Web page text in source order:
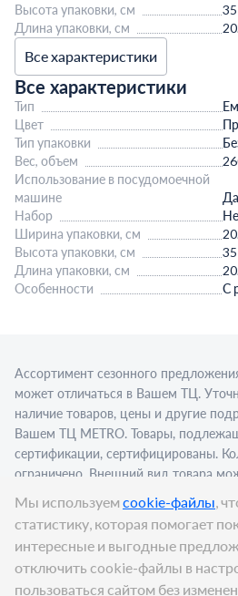
Высота упаковки, см
35
Длина упаковки, см
Все характеристики
Все характеристики
Тип
Цвет
Тип упаковки
Вес, объем
Использование в посудомоечной
машине
Да
Набор
Ширина упаковки, см
Высота упаковки, см
35
Длина упаковки, см
Особенности
С
Цена:
Ассортимент сезонного
может отличаться в Вашем ТЦ.
наличие товаров, цены и другие
Вашем ТЦ МЕТRО. Товары,
сертификации, сертифицированы.
ограничено. Внешний вид товара
изображения в рекламном
алкогольной продукции для
требуется алкогольная лицензия.
сервировки в стационарном
Мы используем cookie-файлы,
статистику, которая помогает
интересные и выгодные
отключить cookie-файлы в
пользоваться сайтом без